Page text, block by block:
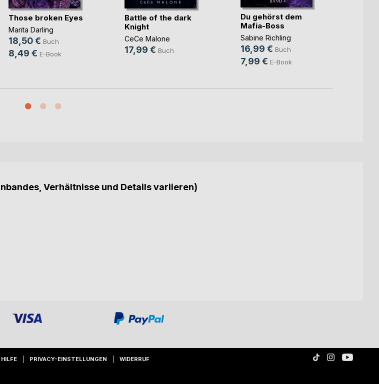
Those broken Eyes
Marita Darling
18,50 € Buch
8,49 € E-Book
Battle of the dark
Knight
CeCe Malone
17,99 € Buch
Du gehörst dem
Mafia-Boss
Sabine Richling
16,99 € Buch
7,99 € E-Book
Verhältnisse und Details variieren)
HILFE PRIVACY-EINSTELLUNGEN WIDERRUF